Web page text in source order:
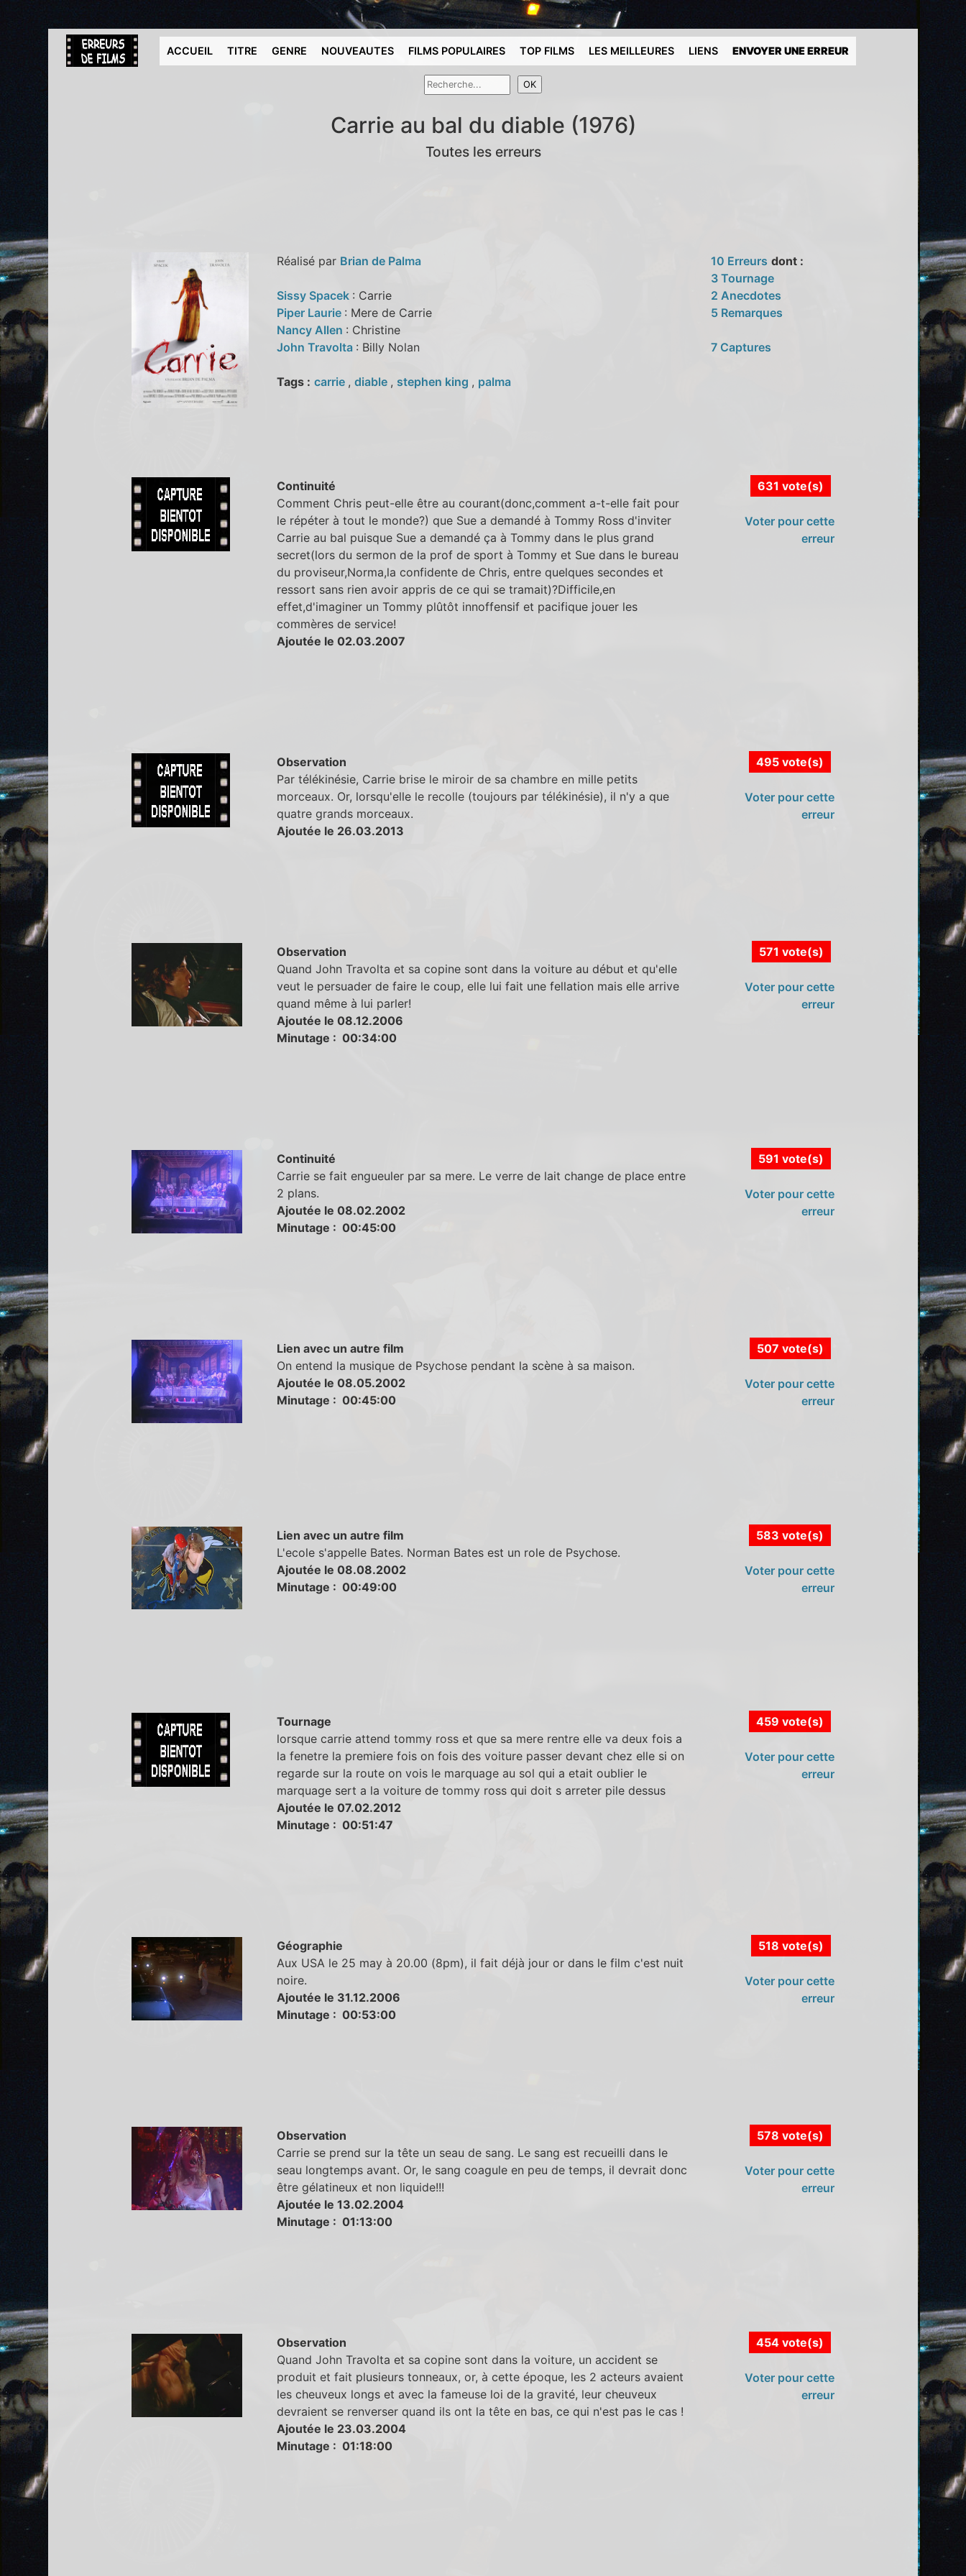
ACCUEIL TITRE GENRE NOUVEAUTES FILMS POPULAIRES TOP FILMS LES MEILLEURES LIENS ENVOYER UNE ERREUR
Carrie au bal du diable (1976)
Toutes les erreurs
Réalisé par Brian de Palma
Sissy Spacek : Carrie
Piper Laurie : Mere de Carrie
Nancy Allen : Christine
John Travolta : Billy Nolan
Tags : carrie , diable , stephen king , palma
10 Erreurs dont :
3 Tournage
2 Anecdotes
5 Remarques
7 Captures
Continuité
Comment Chris peut-elle être au courant(donc,comment a-t-elle fait pour
le répéter à tout le monde?) que Sue a demandé à Tommy Ross d'inviter
Carrie au bal puisque Sue a demandé ça à Tommy dans le plus grand
secret(lors du sermon de la prof de sport à Tommy et Sue dans le bureau
du proviseur,Norma,la confidente de Chris, entre quelques secondes et
ressort sans rien avoir appris de ce qui se tramait)?Difficile,en
effet,d'imaginer un Tommy plûtôt innoffensif et pacifique jouer les
commères de service!
Ajoutée le 02.03.2007
631 vote(s)
Voter pour cette
erreur
Observation
Par télékinésie, Carrie brise le miroir de sa chambre en mille petits
morceaux. Or, lorsqu'elle le recolle (toujours par télékinésie), il n'y a que
quatre grands morceaux.
Ajoutée le 26.03.2013
495 vote(s)
Voter pour cette
erreur
Observation
Quand John Travolta et sa copine sont dans la voiture au début et qu'elle
veut le persuader de faire le coup, elle lui fait une fellation mais elle arrive
quand même à lui parler!
Ajoutée le 08.12.2006
Minutage : 00:34:00
571 vote(s)
Voter pour cette
erreur
Continuité
Carrie se fait engueuler par sa mere. Le verre de lait change de place entre
2 plans.
Ajoutée le 08.02.2002
Minutage : 00:45:00
591 vote(s)
Voter pour cette
erreur
Lien avec un autre film
On entend la musique de Psychose pendant la scène à sa maison.
Ajoutée le 08.05.2002
Minutage : 00:45:00
507 vote(s)
Voter pour cette
erreur
Lien avec un autre film
L'ecole s'appelle Bates. Norman Bates est un role de Psychose.
Ajoutée le 08.08.2002
Minutage : 00:49:00
583 vote(s)
Voter pour cette
erreur
Tournage
lorsque carrie attend tommy ross et que sa mere rentre elle va deux fois a
la fenetre la premiere fois on fois des voiture passer devant chez elle si on
regarde sur la route on vois le marquage au sol qui a etait oublier le
marquage sert a la voiture de tommy ross qui doit s arreter pile dessus
Ajoutée le 07.02.2012
Minutage : 00:51:47
459 vote(s)
Voter pour cette
erreur
Géographie
Aux USA le 25 may à 20.00 (8pm), il fait déjà jour or dans le film c'est nuit
noire.
Ajoutée le 31.12.2006
Minutage : 00:53:00
518 vote(s)
Voter pour cette
erreur
Observation
Carrie se prend sur la tête un seau de sang. Le sang est recueilli dans le
seau longtemps avant. Or, le sang coagule en peu de temps, il devrait donc
être gélatineux et non liquide!!!
Ajoutée le 13.02.2004
Minutage : 01:13:00
578 vote(s)
Voter pour cette
erreur
Observation
Quand John Travolta et sa copine sont dans la voiture, un accident se
produit et fait plusieurs tonneaux, or, à cette époque, les 2 acteurs avaient
les cheuveux longs et avec la fameuse loi de la gravité, leur cheuveux
devraient se renverser quand ils ont la tête en bas, ce qui n'est pas le cas !
Ajoutée le 23.03.2004
Minutage : 01:18:00
454 vote(s)
Voter pour cette
erreur